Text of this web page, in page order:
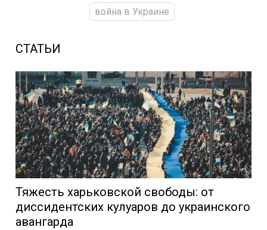
война в Украине
СТАТЬИ
Тяжесть харьковской свободы: от
диссидентских кулуаров до украинского
авангарда